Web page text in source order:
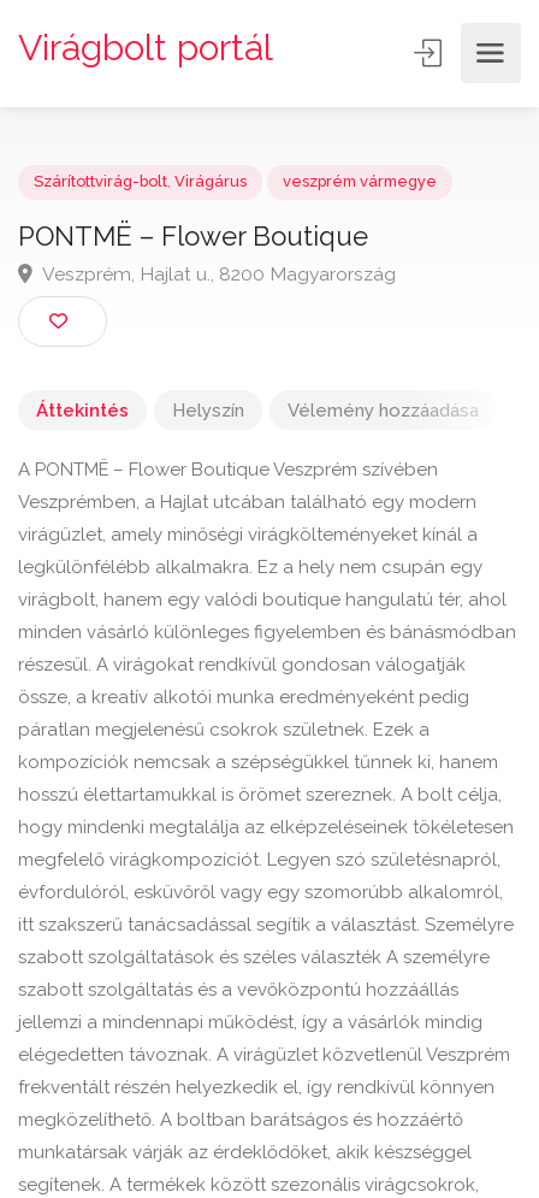
Virágbolt portál
PONTMË – Flower Boutique
Veszprém, Hajlat u., 8200 Magyarország
Áttekintés Helyszín Vélemény hozzáadása
A PONTMË – Flower Boutique Veszprém szívében
Veszprémben, a Hajlat utcában található egy modern
virágüzlet, amely minőségi virágkölteményeket kínál a
legkülönfélébb alkalmakra. Ez a hely nem csupán egy
virágbolt, hanem egy valódi boutique hangulatú tér, ahol
minden vásárló különleges figyelemben és bánásmódban
részesül. A virágokat rendkívül gondosan válogatják
össze, a kreatív alkotói munka eredményeként pedig
páratlan megjelenésű csokrok születnek. Ezek a
kompozíciók nemcsak a szépségükkel tűnnek ki, hanem
hosszú élettartamukkal is örömet szereznek. A bolt célja,
hogy mindenki megtalálja az elképzeléseinek tökéletesen
megfelelő virágkompozíciót. Legyen szó születésnapról,
évfordulóról, esküvőről vagy egy szomorúbb alkalomról,
itt szakszerű tanácsadással segítik a választást. Személyre
szabott szolgáltatások és széles választék A személyre
szabott szolgáltatás és a vevőközpontú hozzáállás
jellemzi a mindennapi működést, így a vásárlók mindig
elégedetten távoznak. A virágüzlet közvetlenül Veszprém
frekventált részén helyezkedik el, így rendkívül könnyen
megközelíthető. A boltban barátságos és hozzáértő
munkatársak várják az érdeklődőket, akik készséggel
segítenek. A termékek között szezonális virágcsokrok,